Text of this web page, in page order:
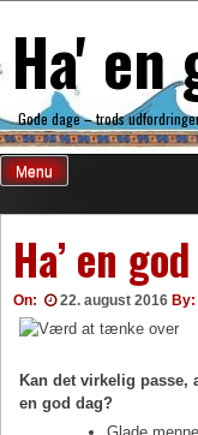
content
Ha' en
Gode dage – trods
Menu
Ha’ en
On: 22. august 2016 By:
Kan det virkelig passe,
en god dag?